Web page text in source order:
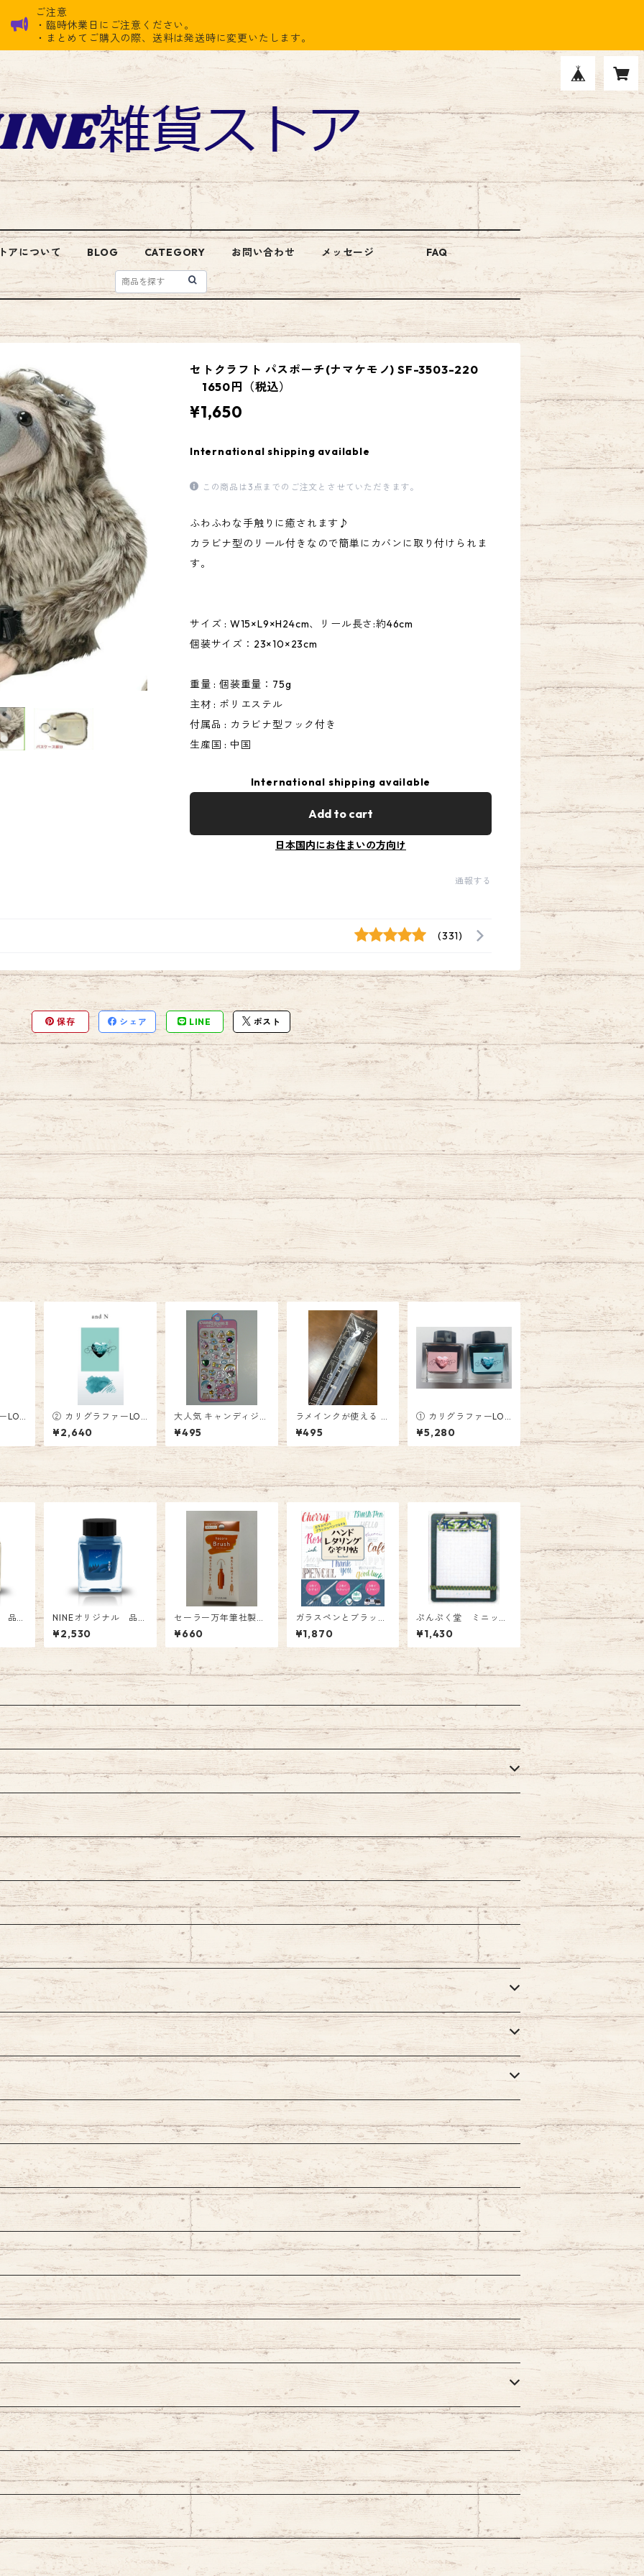
ご注意
・臨時休業日にご注意ください。
・まとめてご購入の際、送料は発送時に変更いたします。
アについて BLOG CATEGORY お問い合わせ メッセージ FAQ
セトクラフト パスポーチ(ナマケモノ) SF-3503-220
1650円（税込）
¥1,650
International shipping available
この商品は3点までのご注文とさせていただきます。
ふわふわな手触りに癒されます♪
カラビナ型のリール付きなので簡単にカバンに取り付けられま
す。
サイズ : W15×L9×H24cm、リール長さ:約46cm
個装サイズ：23×10×23cm
重量 : 個装重量：75g
主材 : ポリエステル
付属品 : カラビナ型フック付き
生産国 : 中国
International shipping available
Add to cart
日本国内にお住まいの方向け
通報する
(331)
保存 シェア LINE ポスト
LOV
Pe
② カリグラファーLOV
Eさん監修 NINE雑貨ス
トアインク Fountain
Pen Ink
¥2,640
大人気 キャンディジェ
ムシール２ 495円 S
T-2210
¥495
ラメインクが使える S
HINK PEN 495円(税
込)
¥495
① カリグラファーLOV
Eさん監修 ペンとイン
クと万年筆の店 樂さ
んインク NINE雑貨ス
トアインクのセット
Fountain Pen Ink
¥5,280
品
ナル
NINEオリジナル 品
番:NI-051 Tono&Lims
コラボインク「ながれ
星～in Simmer～」 オ
リジナル Fountain Pe
n Ink
¥2,530
セーラー万年筆社製
万年筆ペン先のつけペ
ン付替用 hocoro ブ
ラッシュ 付替用ペン先
660円（税込）
¥660
ガラスペンとブラッシ
ュペンでなぞるハンド
レタリングなぞり帖: b
echori
¥1,870
ぷんぷく堂 ミニッパ
チ（みどり） P-113
¥1,430